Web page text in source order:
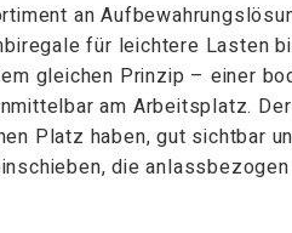
an
für leichtere Lasten
gleichen Prinzip – einer
am Arbeitsplatz.
Platz haben, gut sichtbar
die